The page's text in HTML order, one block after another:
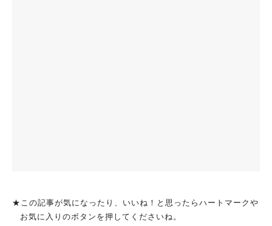
★この記事が気になったり、いいね！と思ったらハートマークや
お気に入りのボタンを押してくださいね。